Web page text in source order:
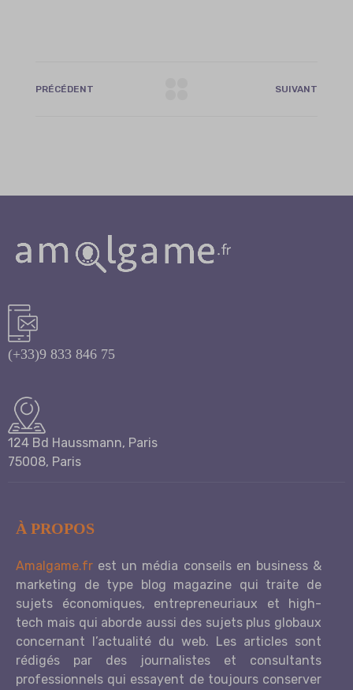
PRÉCÉDENT SUIVANT
(+33)9 833 846 75
124 Bd Haussmann, Paris
75008, Paris
À PROPOS
Amalgame.fr est un média conseils en business &
marketing de type blog magazine qui traite de
sujets économiques, entrepreneuriaux et high-
tech mais qui aborde aussi des sujets plus globaux
concernant l’actualité du web. Les articles sont
rédigés par des journalistes et consultants
professionnels qui essayent de toujours conserver